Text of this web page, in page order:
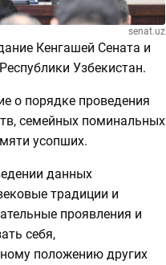
senat.uz
Кенгашей Сената и
Узбекистан.
о порядке проведения
семейных поминальных
усопших.
данных
традиции и
проявления и
себя,
положению других